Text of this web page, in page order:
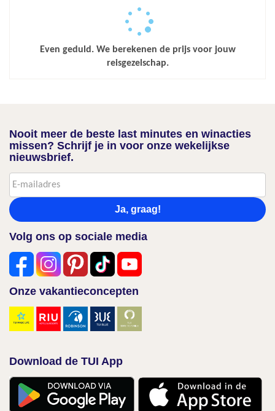
Even geduld. We berekenen de prijs voor jouw
reisgezelschap.
Nooit meer de beste last minutes en winacties
missen? Schrijf je in voor onze wekelijkse
nieuwsbrief.
Ja, graag!
Volg ons op sociale media
Onze vakantieconcepten
Download de TUI App